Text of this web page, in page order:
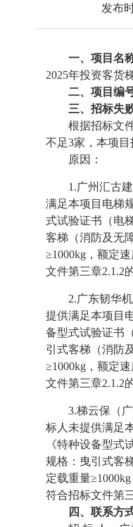
发布
一、项目名
2025年投资客货
二、项目编
三、 招标失
根据招标文
不足3家，本项目
原因：
1.广州汇古
满足本项目电梯
式试验证书（电
客梯（消防及无
≥1000kg，额定
文件第三章2.1.2
2.广东韧华
提供满足本项目
备型式试验证书
引式客梯（消防
≥1000kg，额定
文件第三章2.1.2
3.梯云保（
标人未提供满足
《特种设备型式
规格：曳引式客
定载重量
符合招标文件第
四、联系方